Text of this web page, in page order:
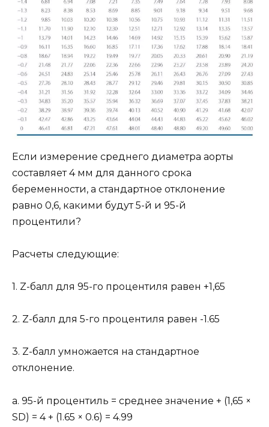
Если измерение среднего диаметра аорты
составляет 4 мм для данного срока
беременности, а стандартное отклонение
равно 0,6, какими будут 5-й и 95-й
процентили?
Расчеты следующие:
1. Z-балл для 95-го процентиля равен +1,65
2. Z-балл для 5-го процентиля равен -1.65
3. Z-балл умножается на стандартное
отклонение.
a. 95-й процентиль = среднее значение + (1,65 ×
SD) = 4 + (1.65 × 0.6) = 4.99